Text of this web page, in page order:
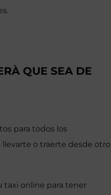
QUE SEA DE
para todos los
o traerte desde otro
taxi online para tener